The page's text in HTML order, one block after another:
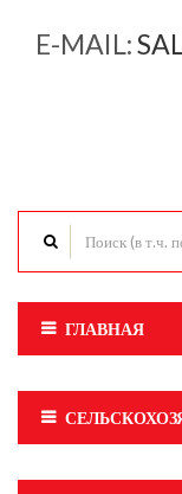
E-MAIL:
ГЛАВНАЯ